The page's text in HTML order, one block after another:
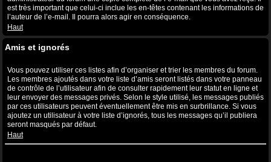
est très important que celui-ci inclue les en-têtes contenant les informations de
l’auteur de l’e-mail. Il pourra alors agir en conséquence.
Haut
Amis et ignorés
Vous pouvez utiliser ces listes afin d’organiser et trier les membres du forum.
Les membres ajoutés dans votre liste d’amis seront listés dans votre panneau
de contrôle de l’utilisateur afin de consulter rapidement leur statut en ligne et
leur envoyer des messages privés. Selon le style utilisé, les messages publiés
par ces utilisateurs peuvent éventuellement être mis en surbrillance. Si vous
ajoutez un utilisateur à votre liste d’ignorés, tous les messages qu’il publiera
seront masqués par défaut.
Haut